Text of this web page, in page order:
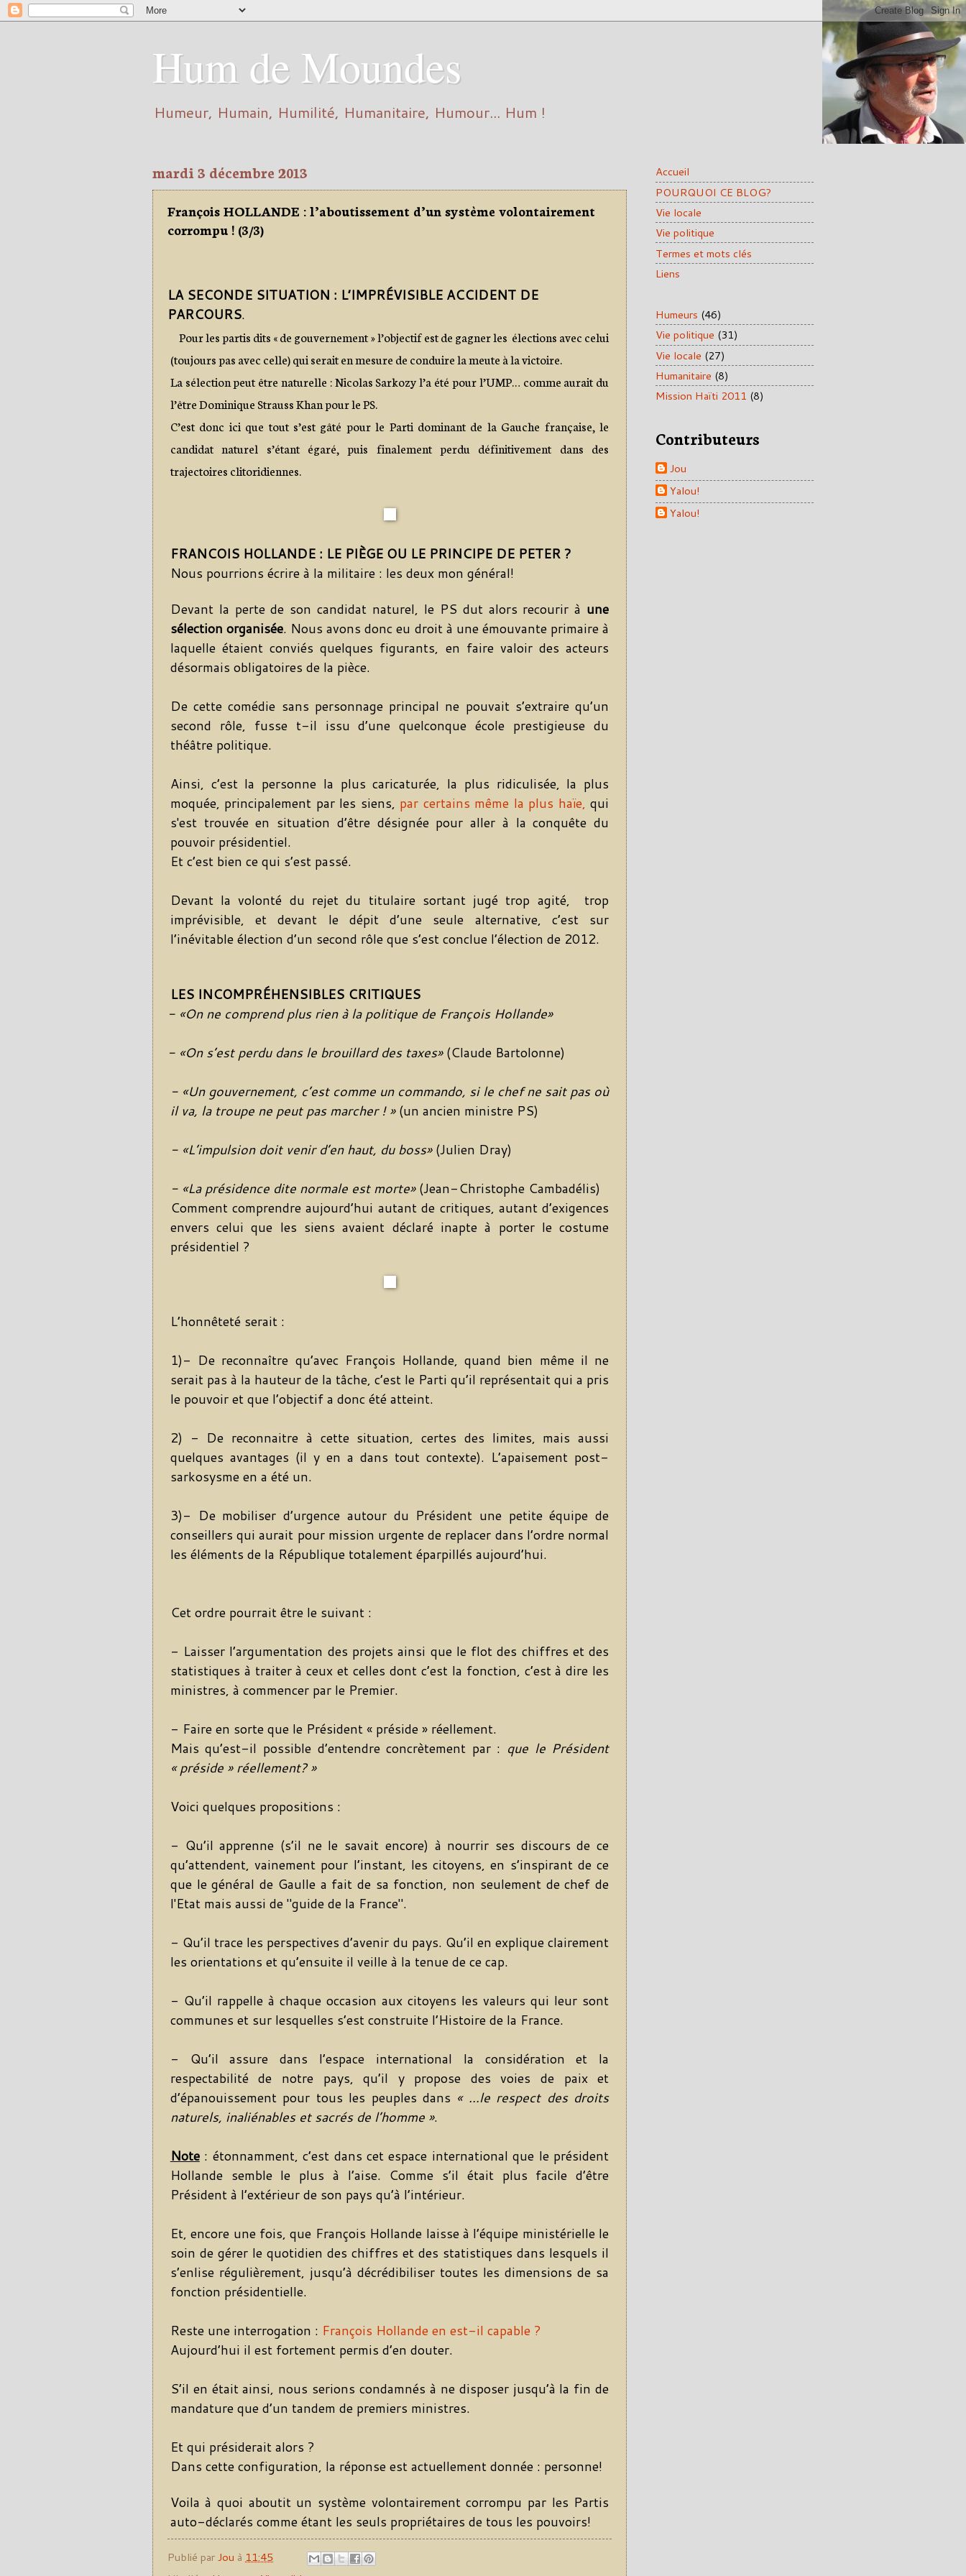
Hum de Moundes
Humeur, Humain, Humilité, Humanitaire, Humour... Hum !
mardi 3 décembre 2013
François HOLLANDE : l’aboutissement d’un système volontairement
corrompu ! (3/3)
LA SECONDE SITUATION : L’IMPRÉVISIBLE ACCIDENT DE
PARCOURS.
Pour les partis dits « de gouvernement » l’objectif est de gagner les élections avec celui
(toujours pas avec celle) qui serait en mesure de conduire la meute à la victoire.
La sélection peut être naturelle : Nicolas Sarkozy l’a été pour l’UMP… comme aurait du
l’être Dominique Strauss Khan pour le PS.
C’est donc ici que tout s’est gâté pour le Parti dominant de la Gauche française, le
candidat naturel s’étant égaré, puis finalement perdu définitivement dans des
trajectoires clitoridiennes.
FRANCOIS HOLLANDE : LE PIÈGE OU LE PRINCIPE DE PETER ?
Nous pourrions écrire à la militaire : les deux mon général!
Devant la perte de son candidat naturel, le PS dut alors recourir à une
sélection organisée. Nous avons donc eu droit à une émouvante primaire à
laquelle étaient conviés quelques figurants, en faire valoir des acteurs
désormais obligatoires de la pièce.
De cette comédie sans personnage principal ne pouvait s’extraire qu’un
second rôle, fusse t-il issu d’une quelconque école prestigieuse du
théâtre politique.
Ainsi, c’est la personne la plus caricaturée, la plus ridiculisée, la plus
moquée, principalement par les siens, par certains même la plus haïe, qui
s'est trouvée en situation d’être désignée pour aller à la conquête du
pouvoir présidentiel.
Et c’est bien ce qui s’est passé.
Devant la volonté du rejet du titulaire sortant jugé trop agité, trop
imprévisible, et devant le dépit d’une seule alternative, c’est sur
l’inévitable élection d’un second rôle que s’est conclue l’élection de 2012.
LES INCOMPRÉHENSIBLES CRITIQUES
- «On ne comprend plus rien à la politique de François Hollande»
- «On s’est perdu dans le brouillard des taxes»(Claude Bartolonne)
- «Un gouvernement, c’est comme un commando, si le chef ne sait pas où
il va, la troupe ne peut pas marcher ! »(un ancien ministre PS)
- «L’impulsion doit venir d’en haut, du boss»(Julien Dray)
- «La présidence dite normale est morte»(Jean-Christophe Cambadélis)
Comment comprendre aujourd’hui autant de critiques, autant d’exigences
envers celui que les siens avaient déclaré inapte à porter le costume
présidentiel ?
L’honnêteté serait :
1)- De reconnaître qu’avec François Hollande, quand bien même il ne
serait pas à la hauteur de la tâche, c’est le Parti qu’il représentait qui a pris
le pouvoir et que l’objectif a donc été atteint.
2) - De reconnaitre à cette situation, certes des limites, mais aussi
quelques avantages (il y en a dans tout contexte). L’apaisement post-
sarkosysme en a été un.
3)- De mobiliser d’urgence autour du Président une petite équipe de
conseillers qui aurait pour mission urgente de replacer dans l’ordre normal
les éléments de la République totalement éparpillés aujourd’hui.
Cet ordre pourrait être le suivant :
- Laisser l’argumentation des projets ainsi que le flot des chiffres et des
statistiques à traiter à ceux et celles dont c’est la fonction, c’est à dire les
ministres, à commencer par le Premier.
- Faire en sorte que le Président « préside » réellement.
Mais qu’est-il possible d’entendre concrètement par : que le Président
« préside » réellement? »
Voici quelques propositions :
- Qu’il apprenne (s’il ne le savait encore) à nourrir ses discours de ce
qu’attendent, vainement pour l’instant, les citoyens, en s’inspirant de ce
que le général de Gaulle a fait de sa fonction, non seulement de chef de
l'Etat mais aussi de "guide de la France".
- Qu’il trace les perspectives d’avenir du pays. Qu’il en explique clairement
les orientations et qu’ensuite il veille à la tenue de ce cap.
- Qu’il rappelle à chaque occasion aux citoyens les valeurs qui leur sont
communes et sur lesquelles s’est construite l’Histoire de la France.
- Qu’il assure dans l’espace international la considération et la
respectabilité de notre pays, qu’il y propose des voies de paix et
d’épanouissement pour tous les peuples dans « …le respect des droits
naturels, inaliénables et sacrés de l’homme ».
Note: étonnamment, c’est dans cet espace international que le président
Hollande semble le plus à l’aise. Comme s’il était plus facile d’être
Président à l’extérieur de son pays qu’à l’intérieur.
Et, encore une fois, que François Hollande laisse à l’équipe ministérielle le
soin de gérer le quotidien des chiffres et des statistiques dans lesquels il
s’enlise régulièrement, jusqu’à décrédibiliser toutes les dimensions de sa
fonction présidentielle.
Reste une interrogation : François Hollande en est-il capable ?
Aujourd’hui il est fortement permis d’en douter.
S’il en était ainsi, nous serions condamnés à ne disposer jusqu’à la fin de
mandature que d’un tandem de premiers ministres.
Et qui présiderait alors ?
Dans cette configuration, la réponse est actuellement donnée : personne!
Voila à quoi aboutit un système volontairement corrompu par les Partis
auto-déclarés comme étant les seuls propriétaires de tous les pouvoirs!
Publié parJou à 11:45
Accueil
POURQUOI CE BLOG?
Vie locale
Vie politique
Termes et mots clés
Liens
Humeurs (46)
Vie politique (31)
Vie locale (27)
Humanitaire (8)
Mission Haïti 2011 (8)
Contributeurs
Jou
Yalou!
Yalou!